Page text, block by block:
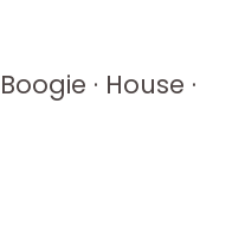
· House ·